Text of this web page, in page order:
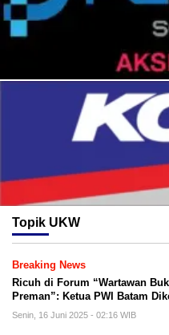
Topik UKW
Breaking News
Ricuh di Forum “Wartawan
Preman”: Ketua PWI Batam
Senin, 16 Juni 2025 - 02:16 WIB